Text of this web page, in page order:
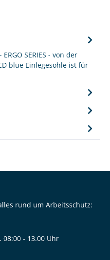
SERIES - von der
blue Einlegesohle ist für
rund um Arbeitsschutz:
08:00 - 13.00 Uhr